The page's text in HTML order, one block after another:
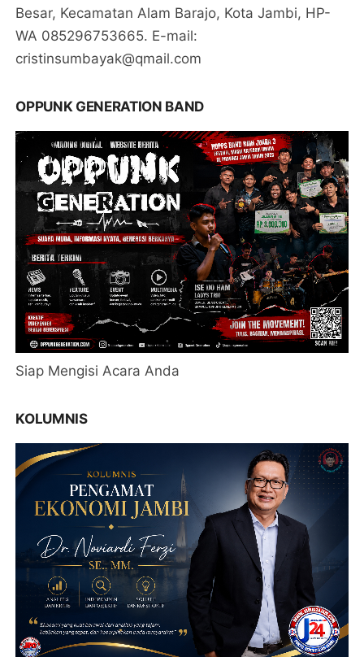
Besar, Kecamatan Alam Barajo, Kota Jambi, HP-
WA 085296753665. E-mail:
cristinsumbayak@qmail.com
OPPUNK GENERATION BAND
Siap Mengisi Acara Anda
KOLUMNIS